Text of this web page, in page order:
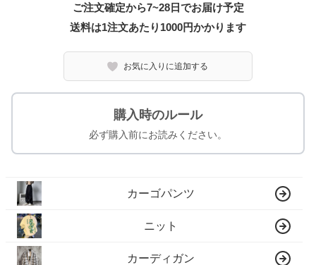
ご注文確定から7~28日でお届け予定
送料は1注文あたり 1000円かかります
お気に入りに追加する
購入時のルール
必ず購入前にお読みください。
カーゴパンツ
ニット
カーディガン